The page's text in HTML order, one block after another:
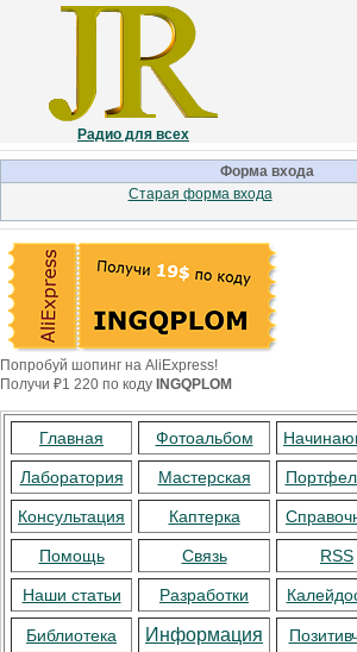
Радио для всех
Форма входа
Старая форма входа
Попробуй шопинг на AliExpress!
Получи ₽1 220 по коду INGQPLOM
Главная Фотоальбом
Лаборатория Мастерская
Консультация Каптерка
Помощь Связь RSS
Наши статьи Разработки
Библиотека Информация